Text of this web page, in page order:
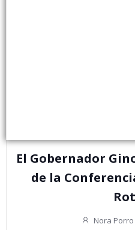
El Gobernador
de la
Nora Porro